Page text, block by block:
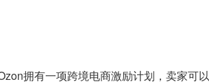
拥有一项跨境电商激励计划，卖家可